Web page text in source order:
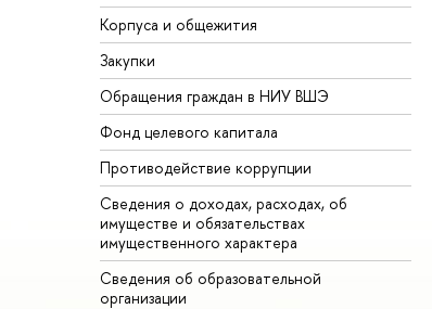
Корпуса и общежития
Закупки
Обращения граждан в НИУ ВШЭ
Фонд целевого капитала
Противодействие коррупции
Сведения о доходах, расходах, об
имуществе и обязательствах
имущественного характера
Сведения об образовательной
организации